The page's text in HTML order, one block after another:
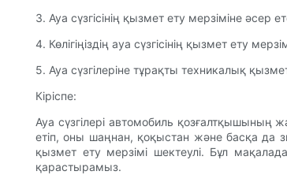
3. Ауа сүзгісінің қызмет ету мерзіміне әсер
4. Көлігіңіздің ауа сүзгісінің қызмет ету
5. Ауа сүзгілеріне тұрақты техникалық
Кіріспе:
Ауа сүзгілері автомобиль қозғалтқышының
етіп, оны шаңнан, қоқыстан және басқа да
қызмет ету мерзімі шектеулі. Бұл
қарастырамыз.